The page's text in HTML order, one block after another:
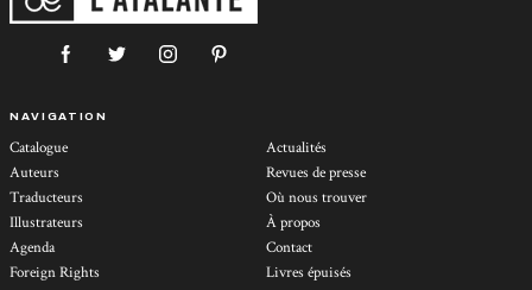
NAVIGATION
Catalogue
Auteurs
Traducteurs
Illustrateurs
Agenda
Foreign Rights
Actualités
Revues de presse
Où nous trouver
À propos
Contact
Livres épuisés